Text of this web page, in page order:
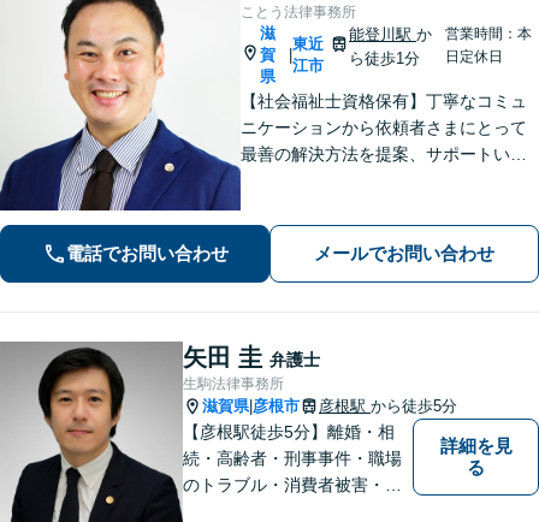
ことう法律事務所
滋
賀
県
東近
江市
能登川駅か
ら徒歩1分
営業時間：本
日定休日
【社会福祉士資格保有】丁寧なコミュ
ニケーションから依頼者さまにとって
最善の解決方法を提案、サポートいた
福祉や医療と連携し垣根を超えて解決
へと導きます。【休日、夜間対応可
能】
電話でお問い合わせ メールでお問い合わせ
矢田 圭 弁護士
生駒法律事務所
滋賀県| 彦根市 彦根駅 から徒歩5分
【彦根駅徒歩5分】離婚・相
続・高齢者・刑事事件・職場
のトラブル・消費者被害・法
詳細を見
る